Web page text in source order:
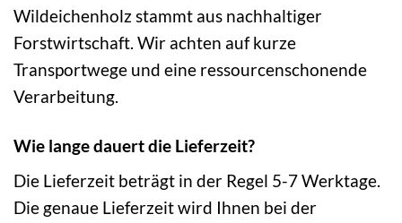
Wildeichenholz stammt aus nachhaltiger
Forstwirtschaft. Wir achten auf kurze
Transportwege und eine ressourcenschonende
Verarbeitung.
Wie lange dauert die Lieferzeit?
Die Lieferzeit beträgt in der Regel 5-7 Werktage.
Die genaue Lieferzeit wird Ihnen bei der